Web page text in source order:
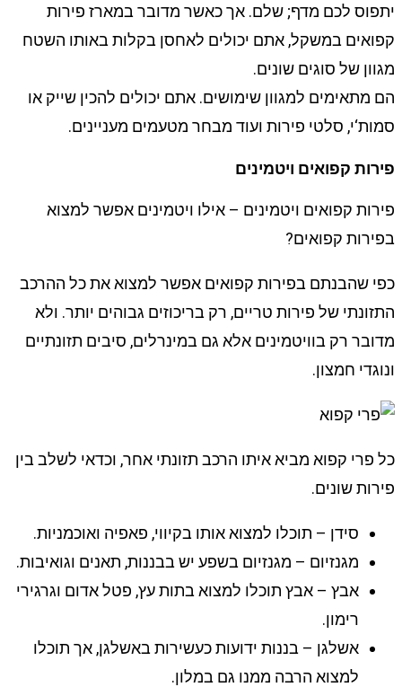
יתפוס לכם מדף; שלם. אך כאשר מדובר במארז פירות
קפואים במשקל, אתם יכולים לאחסן בקלות באותו השטח
מגוון של סוגים שונים.
הם מתאימים למגוון שימושים. אתם יכולים להכין שייק או
סמות‘י, סלטי פירות ועוד מבחר מטעמים מעניינים.
פירות קפואים ויטמינים
פירות קפואים ויטמינים – אילו ויטמינים אפשר למצוא
בפירות קפואים?
כפי שהבנתם בפירות קפואים אפשר למצוא את כל ההרכב
התזונתי של פירות טריים, רק בריכוזים גבוהים יותר. ולא
מדובר רק בוויטמינים אלא גם במינרלים, סיבים תזונתיים
ונוגדי חמצון.
כל פרי קפוא מביא איתו הרכב תזונתי אחר, וכדאי לשלב בין
פירות שונים.
סידן – תוכלו למצוא אותו בקיווי, פאפיה ואוכמניות.
מגנזיום – מגנזיום בשפע יש בבננות, תאנים וגואיבות.
אבץ – אבץ תוכלו למצוא בתות עץ, פטל אדום וגרגירי
רימון.
אשלגן – בננות ידועות כעשירות באשלגן, אך תוכלו
למצוא הרבה ממנו גם במלון.